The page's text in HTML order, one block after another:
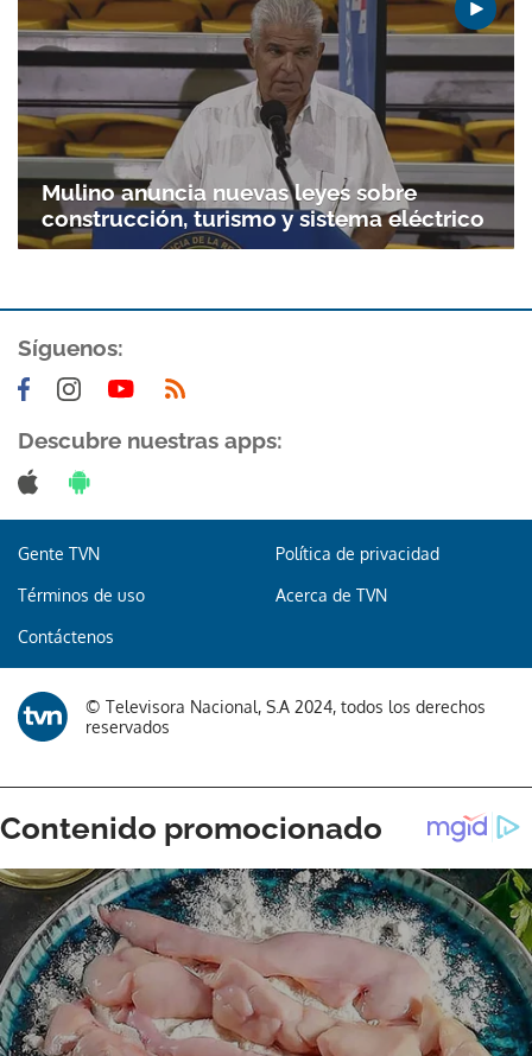
Gracias por suscribirte a nuestro boletín.
Mulino anuncia nuevas leyes sobre
construcción, turismo y sistema eléctrico
Síguenos:
Descubre nuestras apps:
Gente TVN Política de privacidad
Términos de uso Acerca de TVN
Contáctenos
© Televisora Nacional, S.A 2024, todos los derechos
reservados